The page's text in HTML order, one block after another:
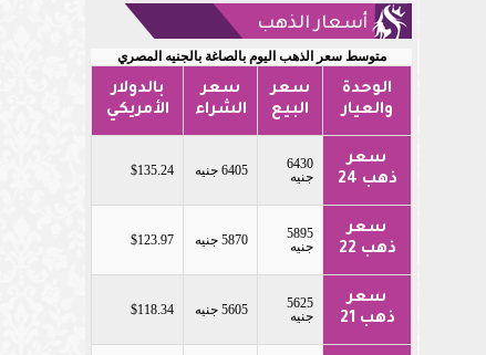
أسعار الذهب
متوسط سعر الذهب اليوم بالصاغة بالجنيه المصري
الوحدة
والعيار
سعر
البيع
سعر
الشراء
بالدولار
الأمريكي
سعر
ذهب 24
6430
جنيه
6405 جنيه $135.24
سعر
ذهب 22
5895
جنيه
5870 جنيه $123.97
سعر
ذهب 21
5625
جنيه
5605 جنيه $118.34